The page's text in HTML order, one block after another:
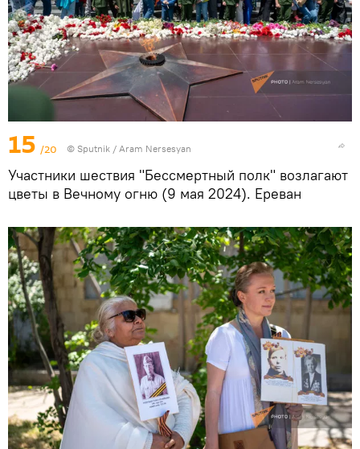
15 /20 © Sputnik / Aram Nersesyan
Участники шествия "Бессмертный полк" возлагают
цветы в Вечному огню (9 мая 2024). Еревaн